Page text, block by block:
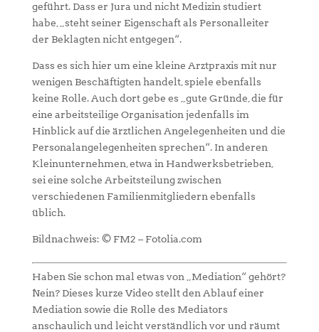
geführt. Dass er Jura und nicht Medizin studiert
habe, „steht seiner Eigenschaft als Personalleiter
der Beklagten nicht entgegen“.
Dass es sich hier um eine kleine Arztpraxis mit nur
wenigen Beschäftigten handelt, spiele ebenfalls
keine Rolle. Auch dort gebe es „gute Gründe, die für
eine arbeitsteilige Organisation jedenfalls im
Hinblick auf die ärztlichen Angelegenheiten und die
Personalangelegenheiten sprechen“. In anderen
Kleinunternehmen, etwa in Handwerksbetrieben,
sei eine solche Arbeitsteilung zwischen
verschiedenen Familienmitgliedern ebenfalls
üblich.
Bildnachweis: © FM2 – Fotolia.com
Haben Sie schon mal etwas von „Mediation“ gehört?
Nein? Dieses kurze Video stellt den Ablauf einer
Mediation sowie die Rolle des Mediators
anschaulich und leicht verständlich vor und räumt